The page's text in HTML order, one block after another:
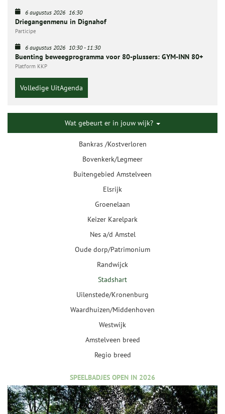
6 augustus 2026 16:30
Driegangenmenu in Dignahof
Participe
6 augustus 2026 10:30-11:30
Buenting beweegprogramma voor 80-plussers: GYM-INN 80+
Platform KKP
Volledige UitAgenda
Wat gebeurt er in jouw wijk?
Bankras /Kostverloren
Bovenkerk/Legmeer
Buitengebied Amstelveen
Elsrijk
Groenelaan
Keizer Karelpark
Nes a/d Amstel
Oude dorp/Patrimonium
Randwijck
Stadshart
Uilenstede/Kronenburg
Waardhuizen/Middenhoven
Westwijk
Amstelveen breed
Regio breed
SPEELBADJES OPEN IN 2026